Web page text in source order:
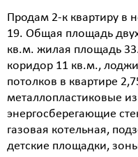
Продам 2-к квартиру в
19. Общая площадь
кв.м. жилая площадь
коридор 11 кв.м.,
потолков в квартире
металлопластиковые
энергосберегающие
газовая котельная,
детские площадки,